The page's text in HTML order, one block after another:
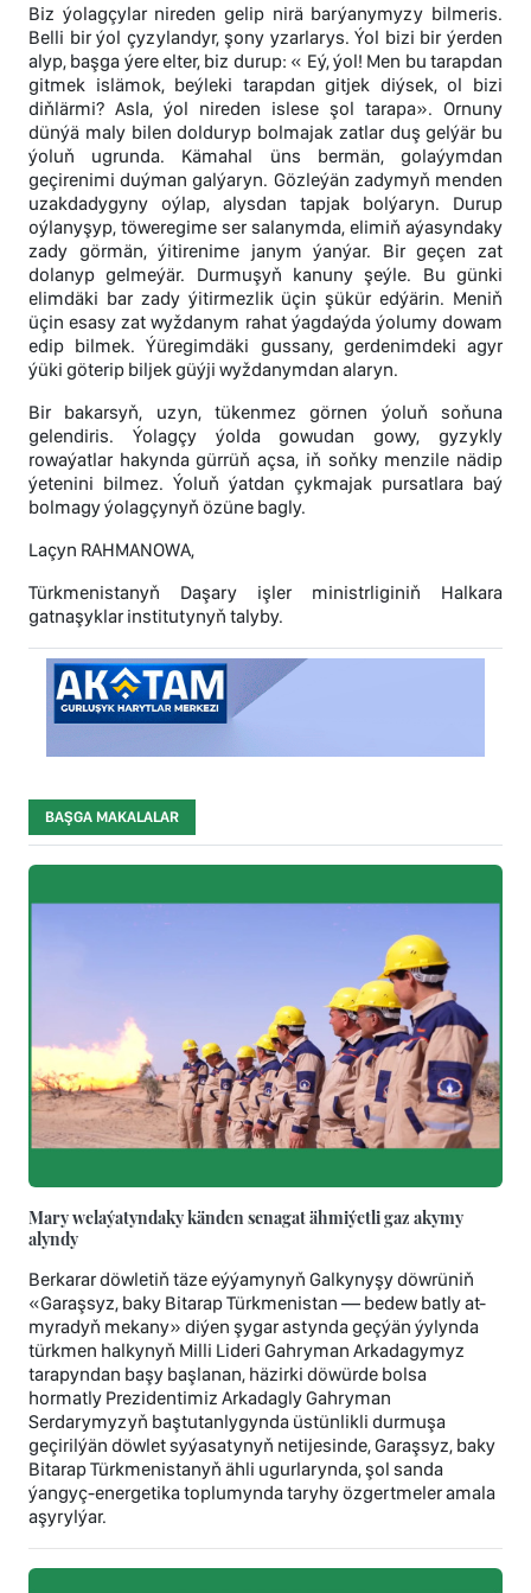
Biz ýolagçylar nireden gelip nirä barýanymyzy bilmeris.
Belli bir ýol çyzylandyr, şony yzarlarys. Ýol bizi bir ýerden
alyp, başga ýere elter, biz durup: « Eý, ýol! Men bu tarapdan
gitmek islämok, beýleki tarapdan gitjek diýsek, ol bizi
diňlärmi? Asla, ýol nireden islese şol tarapa». Ornuny
dünýä maly bilen dolduryp bolmajak zatlar duş gelýär bu
ýoluň ugrunda. Kämahal üns bermän, golaýymdan
geçirenimi duýman galýaryn. Gözleýän zadymyň menden
uzakdadygyny oýlap, alysdan tapjak bolýaryn. Durup
oýlanyşyp, töweregime ser salanymda, elimiň aýasyndaky
zady görmän, ýitirenime janym ýanýar. Bir geçen zat
dolanyp gelmeýär. Durmuşyň kanuny şeýle. Bu günki
elimdäki bar zady ýitirmezlik üçin şükür edýärin. Meniň
üçin esasy zat wyždanym rahat ýagdaýda ýolumy dowam
edip bilmek. Ýüregimdäki gussany, gerdenimdeki agyr
ýüki göterip biljek güýji wyždanymdan alaryn.
Bir bakarsyň, uzyn, tükenmez görnen ýoluň soňuna
gelendiris. Ýolagçy ýolda gowudan gowy, gyzykly
rowaýatlar hakynda gürrüň açsa, iň soňky menzile nädip
ýetenini bilmez. Ýoluň ýatdan çykmajak pursatlara baý
bolmagy ýolagçynyň özüne bagly.
Laçyn RAHMANOWA,
Türkmenistanyň Daşary işler ministrliginiň Halkara
gatnaşyklar institutynyň talyby.
BAŞGA MAKALALAR
Mary welaýatyndaky känden senagat ähmiýetli gaz akymy
alyndy
Berkarar döwletiň täze eýýamynyň Galkynyşy döwrüniň
«Garaşsyz, baky Bitarap Türkmenistan — bedew batly at-
myradyň mekany» diýen şygar astynda geçýän ýylynda
türkmen halkynyň Milli Lideri Gahryman Arkadagymyz
tarapyndan başy başlanan, häzirki döwürde bolsa
hormatly Prezidentimiz Arkadagly Gahryman
Serdarymyzyň baştutanlygynda üstünlikli durmuşa
geçirilýän döwlet syýasatynyň netijesinde, Garaşsyz, baky
Bitarap Türkmenistanyň ähli ugurlarynda, şol sanda
ýangyç-energetika toplumynda taryhy özgertmeler amala
aşyrylýar.